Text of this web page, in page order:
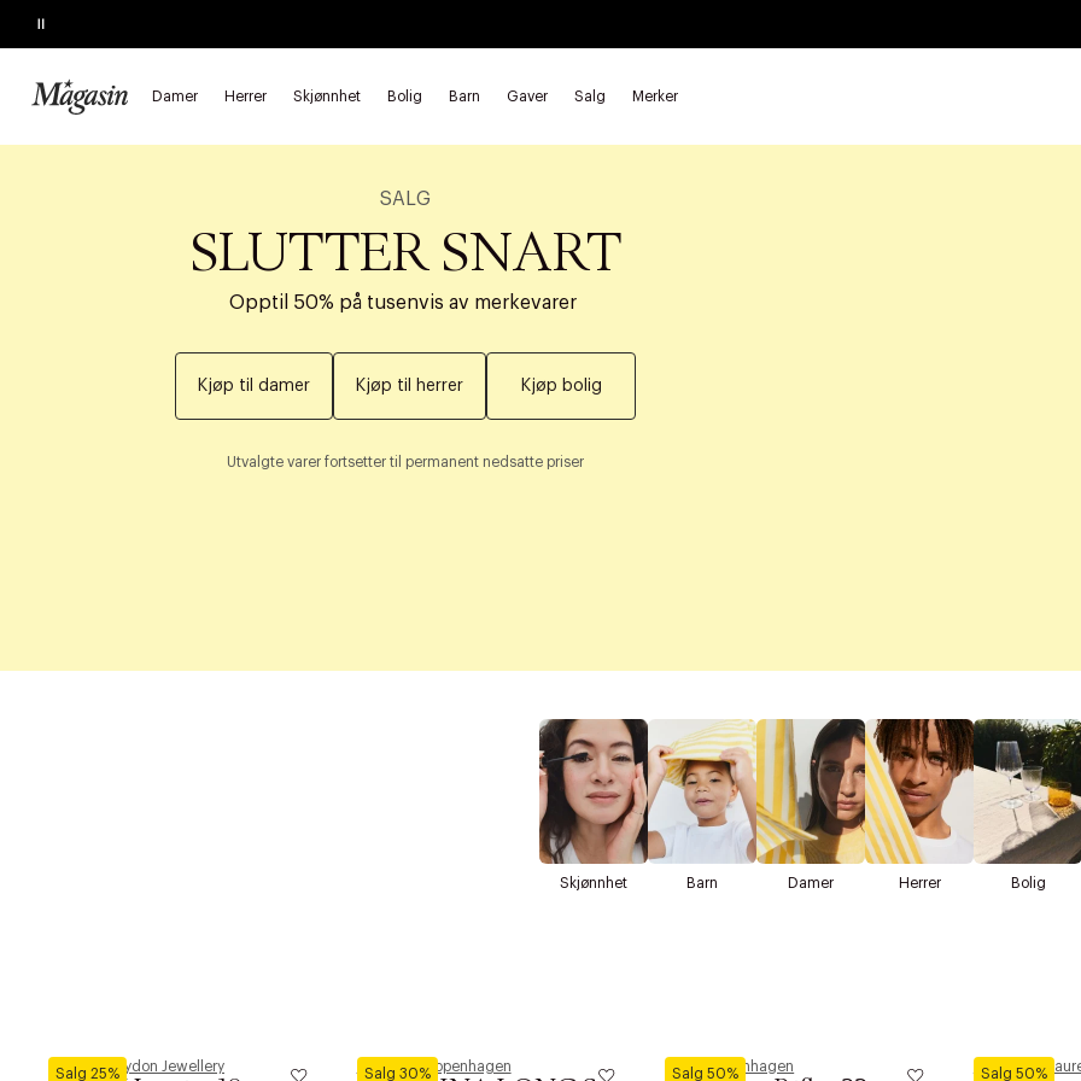
Pause
Damer Herrer Skjønnhet Bolig Barn Gaver Salg Merker
SALG
SLUTTER SNART
Opptil 50% på tusenvis av merkevarer
Kjøp til damer Kjøp til herrer Kjøp bolig
Utvalgte varer fortsetter til permanent nedsatte priser
Skjønnhet Barn Damer Herrer Bolig
Salg 25%
Pernille Corydon Jewellery Salg 30%
Phenumb Copenhagen Salg 50%
Royal Copenhagen Salg 50%
Polo Ralph